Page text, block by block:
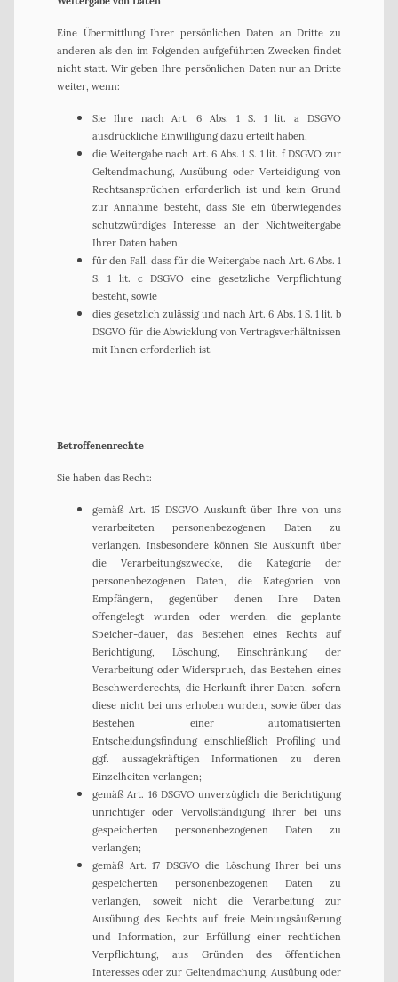
Eine Übermittlung Ihrer persönlichen Daten an Dritte zu
anderen als den im Folgenden aufgeführten Zwecken findet
nicht statt. Wir geben Ihre persönlichen Daten nur an Dritte
weiter, wenn:
Sie Ihre nach Art. 6 Abs. 1 S. 1 lit. a DSGVO
ausdrückliche Einwilligung dazu erteilt haben,
die Weitergabe nach Art. 6 Abs. 1 S. 1 lit. f DSGVO zur
Geltendmachung, Ausübung oder Verteidigung von
Rechtsansprüchen erforderlich ist und kein Grund
zur Annahme besteht, dass Sie ein überwiegendes
schutzwürdiges Interesse an der Nichtweitergabe
Ihrer Daten haben,
für den Fall, dass für die Weitergabe nach Art. 6 Abs. 1
S. 1 lit. c DSGVO eine gesetzliche Verpflichtung
besteht, sowie
dies gesetzlich zulässig und nach Art. 6 Abs. 1 S. 1 lit. b
DSGVO für die Abwicklung von Vertragsverhältnissen
mit Ihnen erforderlich ist.
Betroffenenrechte
Sie haben das Recht:
gemäß Art. 15 DSGVO Auskunft über Ihre von uns
verarbeiteten personenbezogenen Daten zu
verlangen. Insbesondere können Sie Auskunft über
die Verarbeitungszwecke, die Kategorie der
personenbezogenen Daten, die Kategorien von
Empfängern, gegenüber denen Ihre Daten
offengelegt wurden oder werden, die geplante
Speicher-dauer, das Bestehen eines Rechts auf
Berichtigung, Löschung, Einschränkung der
Verarbeitung oder Widerspruch, das Bestehen eines
Beschwerderechts, die Herkunft ihrer Daten, sofern
diese nicht bei uns erhoben wurden, sowie über das
Bestehen einer automatisierten
Entscheidungsfindung einschließlich Profiling und
ggf. aussagekräftigen Informationen zu deren
Einzelheiten verlangen;
gemäß Art. 16 DSGVO unverzüglich die Berichtigung
unrichtiger oder Vervollständigung Ihrer bei uns
gespeicherten personenbezogenen Daten zu
verlangen;
gemäß Art. 17 DSGVO die Löschung Ihrer bei uns
gespeicherten personenbezogenen Daten zu
verlangen, soweit nicht die Verarbeitung zur
Ausübung des Rechts auf freie Meinungsäußerung
und Information, zur Erfüllung einer rechtlichen
Verpflichtung, aus Gründen des öffentlichen
Interesses oder zur Geltendmachung, Ausübung oder